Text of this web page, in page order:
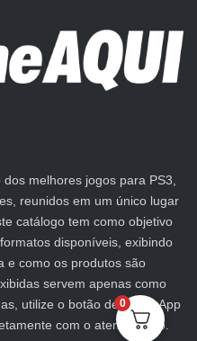
melhores jogos para PS3,
reunidos em um único lugar
catálogo tem como objetivo
disponíveis, exibindo
e como os produtos são
servem apenas como
utilize o botão de WhatsApp
com o atendimento.
0